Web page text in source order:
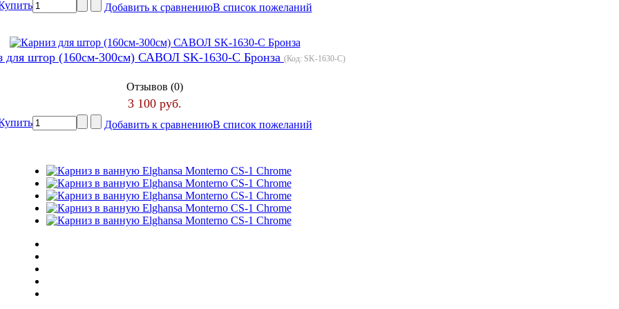
Добавить к сравнениюВ список пожеланий
для штор (160см-300см) САВОЛ SK-1630-C Бронза (Код: SK-1630-C)
Отзывов (0)
3 100 руб.
Добавить к сравнениюВ список пожеланий